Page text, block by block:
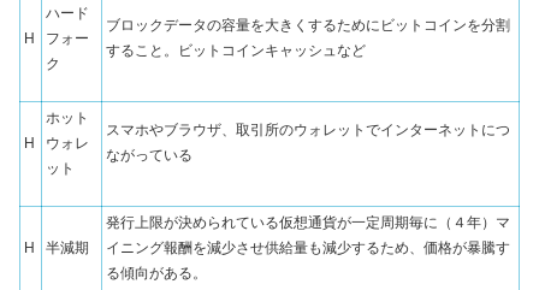
H
ハード
フォー
ク
ブロックデータの容量を大きくするためにビットコインを分割
すること。ビットコインキャッシュなど
H
ホット
ウォレ
ット
スマホやブラウザ、取引所のウォレットでインターネットにつ
ながっている
H 半減期
発行上限が決められている仮想通貨が一定周期毎に（４年）マ
イニング報酬を減少させ供給量も減少するため、価格が暴騰す
る傾向がある。